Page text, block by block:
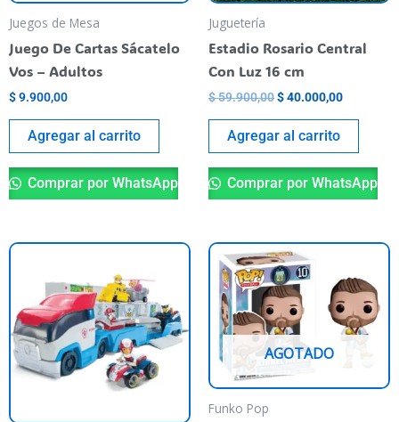
Juegos de Mesa
Juego De Cartas Sácatelo
Vos – Adultos
$9.900,00
Agregar al carrito
Comprar por WhatsApp
Juguetería
Estadio Rosario Central
Con Luz 16 cm
$59.900,00$40.000,00
Agregar al carrito
Comprar por WhatsApp
AGOTADO
Funko Pop